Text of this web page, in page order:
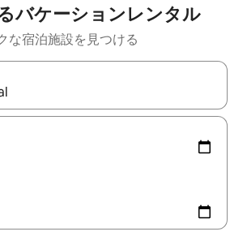
バケーションレンタル
な宿泊施設を見つける
れたら、上下の矢印キーを使って移動するか